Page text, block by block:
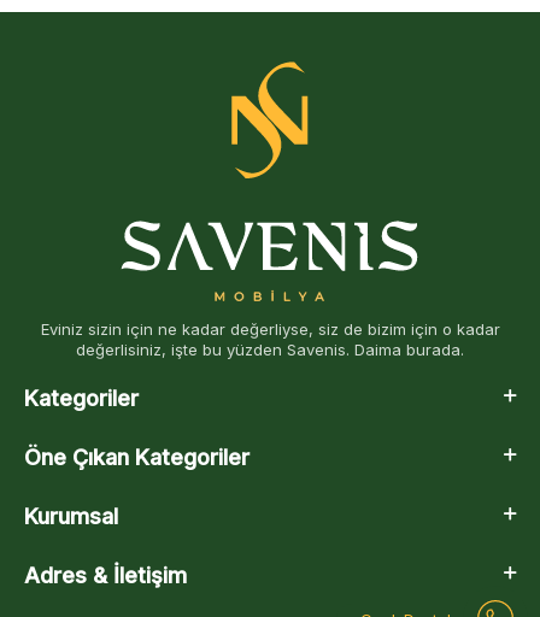
Eviniz sizin için ne kadar değerliyse, siz de bizim için o kadar
değerlisiniz, işte bu yüzden Savenis. Daima burada.
Kategoriler
Öne Çıkan Kategoriler
Kurumsal
Adres & İletişim